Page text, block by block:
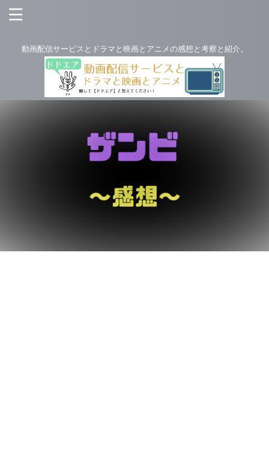
動画配信サービスとドラマと映画とアニメの感想と考察と紹介。